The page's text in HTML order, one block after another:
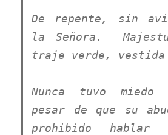
De repente, sin
la Señora.
traje verde, vestida
Nunca tuvo
pesar de que su
prohibido